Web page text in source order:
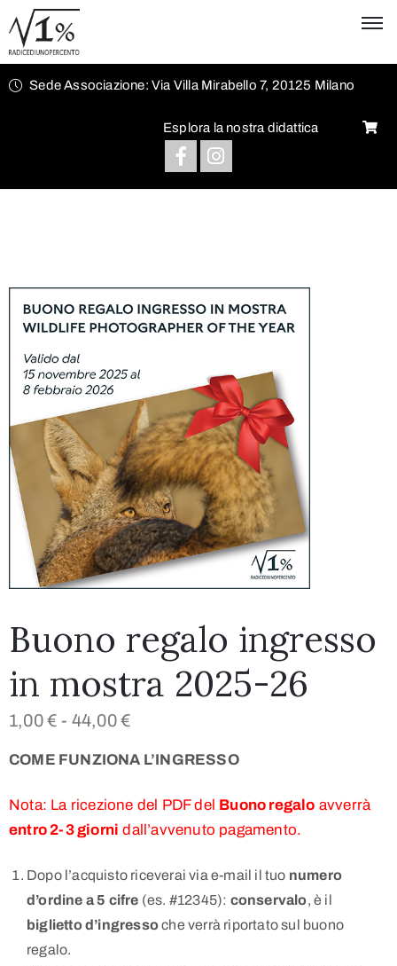
Sede Associazione: Via Villa Mirabello 7, 20125 Milano
Esplora la nostra didattica
Buono regalo ingresso
in mostra 2025-26
1,00€ - 44,00€
COME FUNZIONA L’INGRESSO
Nota: La ricezione del PDF del Buono regalo avverrà
entro 2-3 giorni dall’avvenuto pagamento.
Dopo l’acquisto riceverai via e-mail il tuo numero
d’ordine a 5 cifre (es. #12345): conservalo, è il
biglietto d’ingressoche verrà riportato sul buono
regalo.